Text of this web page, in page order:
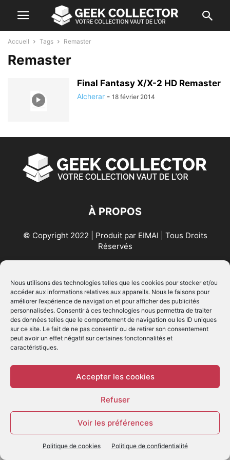
Nous utilisons des technologies telles que les cookies pour stocker et/ou
accéder aux informations relatives aux appareils. Nous le faisons pour
améliorer l’expérience de navigation et pour afficher des publicités
personnalisées. Consentir à ces technologies nous permettra de traiter
des données telles que le comportement de navigation ou les ID uniques
sur ce site. Le fait de ne pas consentir ou de retirer son consentement
peut avoir un effet négatif sur certaines fonctonnalités et
caractéristiques.
Accepter les cookies
Refuser
Voir les préférences
Politique de cookies Politique de confidentialité
Accueil Tags Remaster
Remaster
Final Fantasy X/X-2 HD Remaster
Alcherar - 18 février 2014
À PROPOS
© Copyright 2022 | Produit par EIMAI | Tous Droits
Réservés
SUIVEZ NOUS